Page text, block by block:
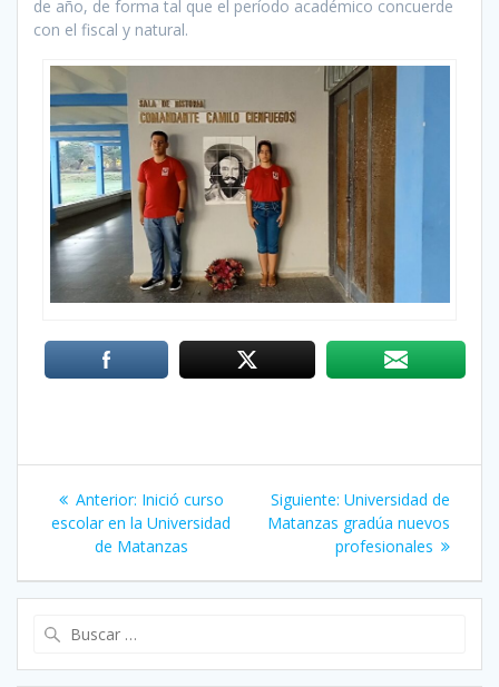
de año, de forma tal que el período académico concuerde
con el fiscal y natural.
Navegación
de
entradas
Anterior: Entrada
anterior:
Inició curso
escolar en la Universidad
de Matanzas
Siguiente: Siguiente
entrada:
Universidad de
Matanzas gradúa nuevos
profesionales